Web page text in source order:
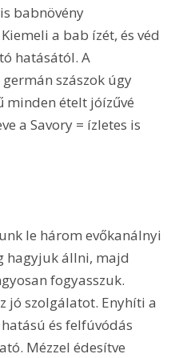
babnövény
a bab ízét, és véd
hatásától. A
szászok úgy
ételt jóízűvé
a Savory = ízletes is
le három evőkanálnyi
hagyjuk állni, majd
fogyasszuk.
jó szolgálatot. Enyhíti a
és felfúvódás
Mézzel édesítve